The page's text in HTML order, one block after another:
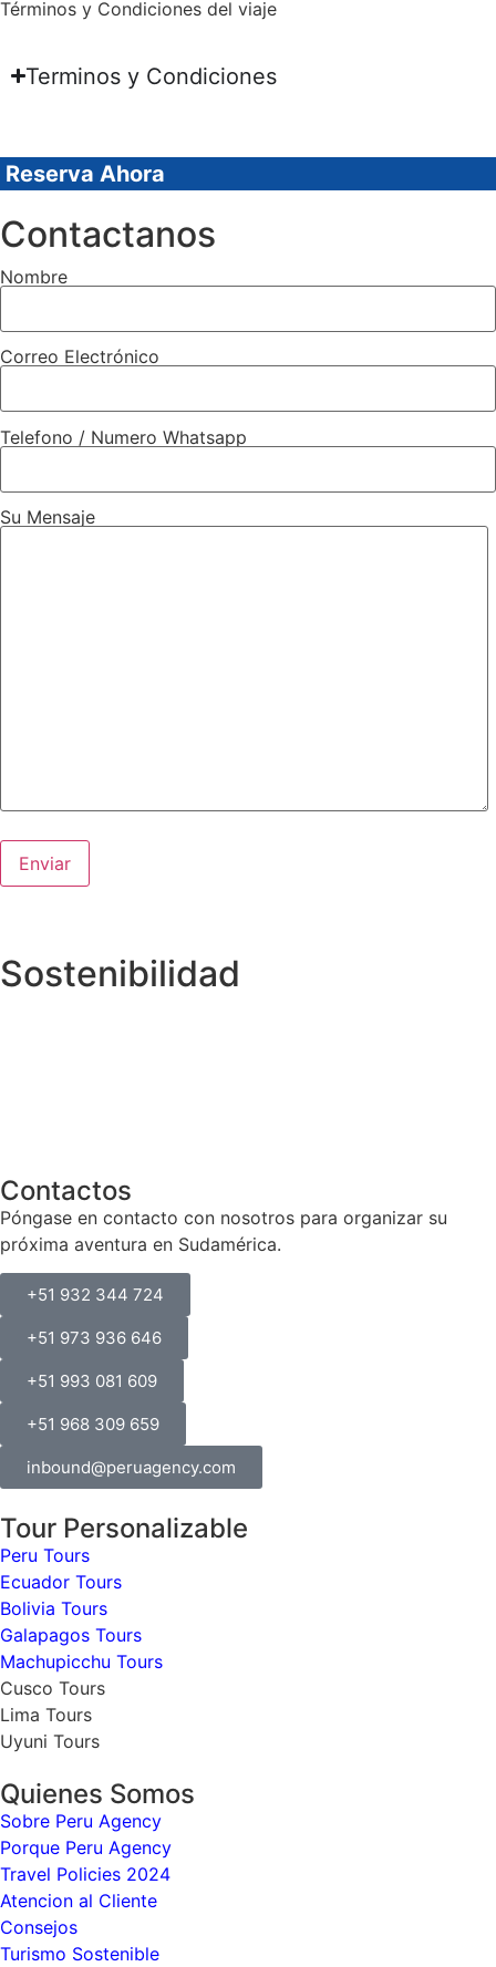
Términos y Condiciones del viaje
Terminos y Condiciones
Reserva Ahora
Contactanos
Nombre
Correo Electrónico
Telefono / Numero Whatsapp
Su Mensaje
Sostenibilidad
Contactos
Póngase en contacto con nosotros para organizar su
próxima aventura en Sudamérica.
+51 932 344 724
+51 973 936 646
+51 993 081 609
+51 968 309 659
inbound@peruagency.com
Tour Personalizable
Peru Tours
Ecuador Tours
Bolivia Tours
Galapagos Tours
Machupicchu Tours
Cusco Tours
Lima Tours
Uyuni Tours
Quienes Somos
Sobre Peru Agency
Porque Peru Agency
Travel Policies 2024
Atencion al Cliente
Consejos
Turismo Sostenible